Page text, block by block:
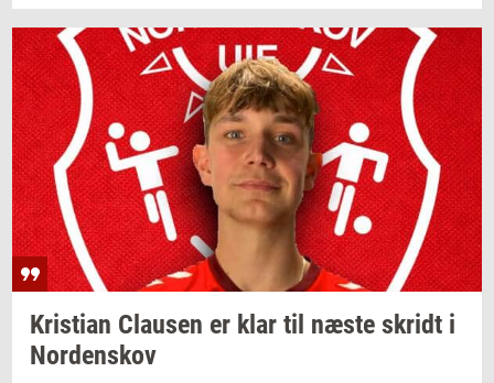
Kri­sti­an Clau­sen er klar til næste skridt i
Nor­denskov